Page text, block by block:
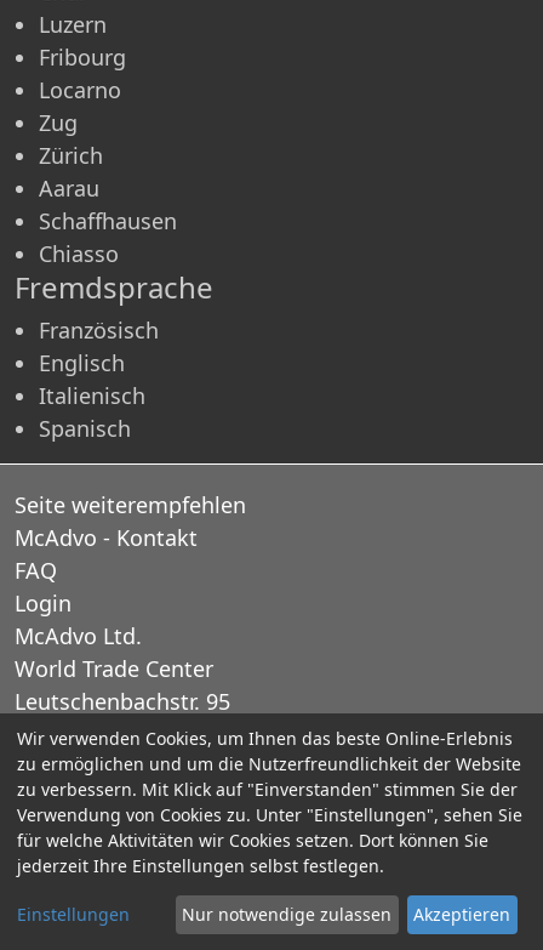
Luzern
Fribourg
Locarno
Zug
Zürich
Aarau
Schaffhausen
Chiasso
Fremdsprache
Französisch
Englisch
Italienisch
Spanisch
Seite weiterempfehlen
McAdvo - Kontakt
FAQ
Login
McAdvo Ltd.
World Trade Center
Leutschenbachstr. 95
CH-8050 Zurich
Schweiz
E-Mail: office@mcadvo.com
© 2005-2025 McAdvo Ltd.
Impressum
Kontaktieren Sie uns
Wir verwenden Cookies, um Ihnen das beste Online-Erlebnis
zu ermöglichen und um die Nutzerfreundlichkeit der Website
zu verbessern. Mit Klick auf "Einverstanden" stimmen Sie der
Verwendung von Cookies zu. Unter "Einstellungen", sehen Sie
für welche Aktivitäten wir Cookies setzen. Dort können Sie
jederzeit Ihre Einstellungen selbst festlegen.
Einstellungen Nur notwendige zulassen Akzeptieren